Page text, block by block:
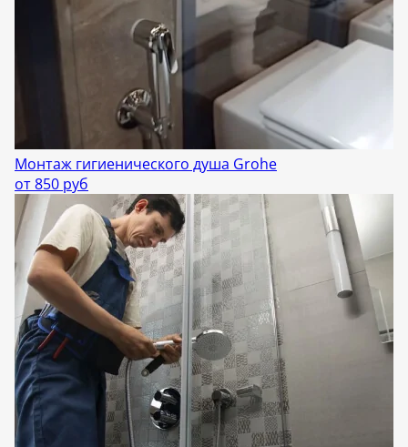
Монтаж гигиенического душа Grohe
от 850 руб